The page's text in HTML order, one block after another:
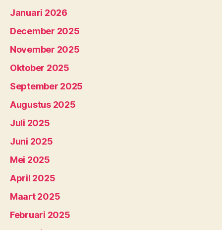
Januari 2026
December 2025
November 2025
Oktober 2025
September 2025
Augustus 2025
Juli 2025
Juni 2025
Mei 2025
April 2025
Maart 2025
Februari 2025